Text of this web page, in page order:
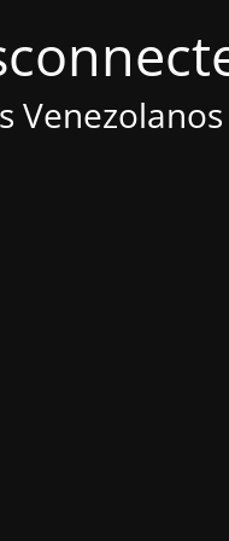
Venezolanos